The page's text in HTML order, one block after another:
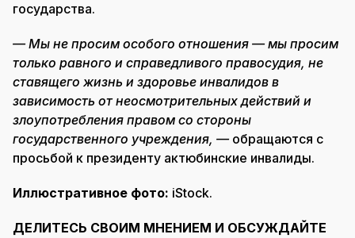
государства.
— Мы не просим особого отношения — мы просим
только равного и справедливого правосудия, не
ставящего жизнь и здоровье инвалидов в
зависимость от неосмотрительных действий и
злоупотребления правом со стороны
государственного учреждения, —обращаются с
просьбой к президенту актюбинские инвалиды.
Иллюстративное фото: iStock.
ДЕЛИТЕСЬ СВОИМ МНЕНИЕМ И ОБСУЖДАЙТЕ